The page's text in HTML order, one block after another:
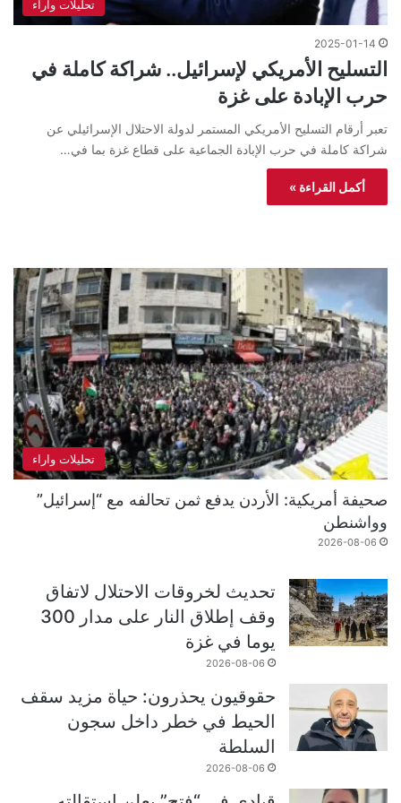
تحليلات واراء
2025-01-14
التسليح الأمريكي لإسرائيل.. شراكة كاملة في
حرب الإبادة على غزة
تعبر أرقام التسليح الأمريكي المستمر لدولة الاحتلال الإسرائيلي عن
شراكة كاملة في حرب الإبادة الجماعية على قطاع غزة بما في…
أكمل القراءة »
تحليلات واراء
صحيفة أمريكية: الأردن يدفع ثمن تحالفه مع “إسرائيل”
وواشنطن
2026-08-06
تحديث لخروقات الاحتلال لاتفاق
وقف إطلاق النار على مدار 300
يوما في غزة
2026-08-06
حقوقيون يحذرون: حياة مزيد سقف
الحيط في خطر داخل سجون
السلطة
2026-08-06